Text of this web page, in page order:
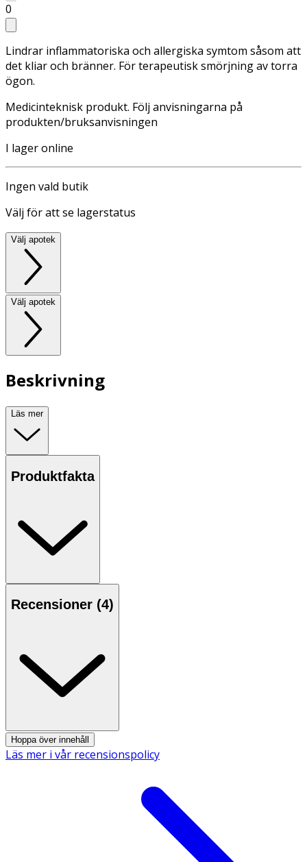
0
Lindrar inflammatoriska och allergiska symtom såsom att
det kliar och bränner. För terapeutisk smörjning av torra
ögon.
Medicinteknisk produkt. Följ anvisningarna på
produkten/bruksanvisningen
I lager online
Ingen vald butik
Välj för att se lagerstatus
Välj apotek
Välj apotek
Beskrivning
Läs mer
Produktfakta
Recensioner (4)
Hoppa över innehåll
Läs mer i vår recensionspolicy